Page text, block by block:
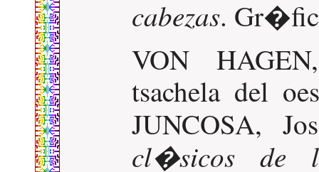
cabezas.
VON
tsachela del
JUNCOSA,
cl�sicos de